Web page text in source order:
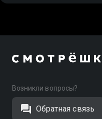
Возникли вопросы?
Обратная связь